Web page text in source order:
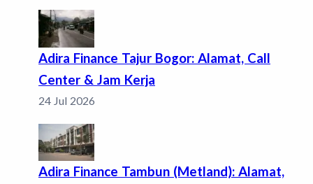
Adira Finance Tajur Bogor: Alamat, Call
Center & Jam Kerja
24 Jul 2026
Adira Finance Tambun (Metland): Alamat,